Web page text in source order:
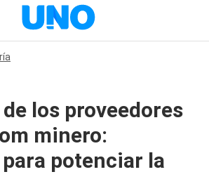
los proveedores
minero:
potenciar la